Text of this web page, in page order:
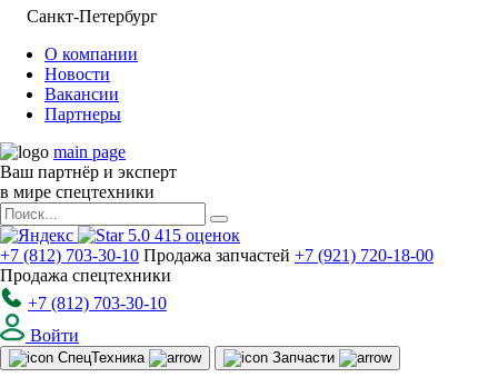
Санкт-Петербург
О компании
Новости
Вакансии
Партнеры
main page
Ваш партнёр и эксперт
в мире спецтехники
5.0 415 оценок
+7 (812) 703-30-10 Продажа запчастей +7 (921) 720-18-00
Продажа спецтехники
+7 (812) 703-30-10
Войти
СпецТехника Запчасти